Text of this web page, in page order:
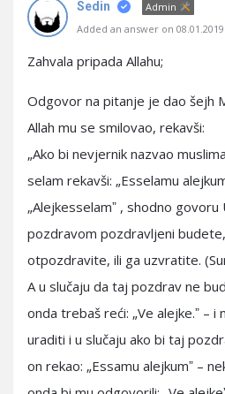
Sedin
Admin
Added an answer on 08.01.2019
Zahvala pripada Allahu;
Odgovor na pitanje je dao šejh
Allah mu se smilovao, rekavši:
„Ako bi nevjernik nazvao
selam rekavši: „Esselamu
„Alejkesselamˮ , shodno govoru
pozdravom pozdravljeni
otpozdravite, ili ga uzvratite.
A u slučaju da taj pozdrav ne
onda trebaš reći: „Ve alejke.ˮ –
uraditi i u slučaju ako bi taj
on rekao: „Essamu alejkumˮ –